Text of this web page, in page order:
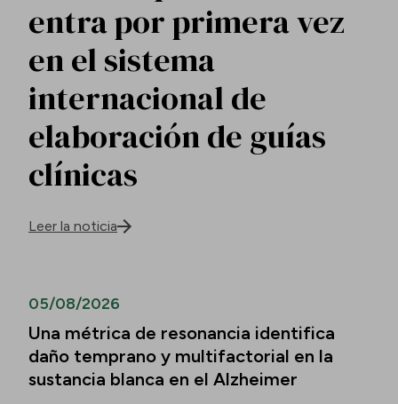
entra por primera vez
en el sistema
internacional de
elaboración de guías
clínicas
Leer la noticia
05/08/2026
Una métrica de resonancia identifica
daño temprano y multifactorial en la
sustancia blanca en el Alzheimer